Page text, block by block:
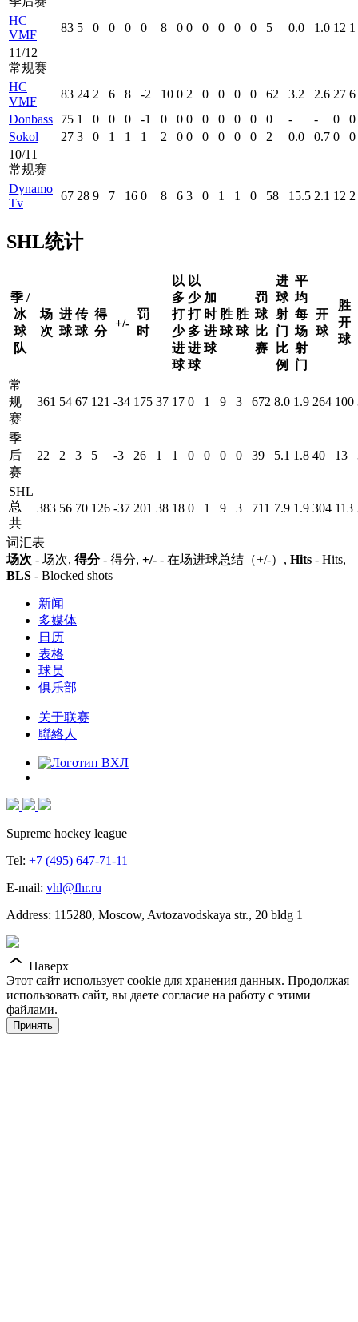
HC
VMF
83 5 0 0 0 0 8 0 0 0 0 0 0 5 0.0 1.0 12 1
11/12 |
常规赛
HC
VMF
83 24 2 6 8 -2 10 0 2 0 0 0 0 62 3.2 2.6 27 6
Donbass
75 1 0 0 0 -1 0 0 0 0 0 0 0 0 - - 0
0
Sokol
27 3 0 1 1 1 2 0 0 0 0 0 0 2 0.0 0.7 0
0
10/11 |
常规赛
Dynamo
Tv
67 28 9 7 16 0 8 6 3 0 1 1 0 58 15.5 2.1 12 2
SHL统计
季 /
冰
球
队
场
次
进
球
传
球
得
分
+/-
罚
时
以
多
打
少
进
球
以
少
打
多
进
球
加
时
进
球
胜
球
胜
球
罚
球
比
赛
进
球
射
门
比
例
平
均
每
场
射
门
开
球
胜
开
球
常
规
赛
361 54 67 121 -34 175 37 17 0 1 9 3 672 8.0 1.9 264 100
季
后
赛
22 2 3 5 -3 26 1 1 0 0 0 0 39 5.1 1.8 40 13
SHL
总
共
383 56 70 126 -37 201 38 18 0 1 9 3 711 7.9 1.9 304 113
词汇表
场次 - 场次, 得分- 得分, +/- - 在场进球总结（+/-）, Hits - Hits,
BLS - Blocked shots
新闻
多媒体
日历
表格
球员
俱乐部
关于联赛
聯絡人
Supreme hockey league
Tel: +7 (495) 647-71-11
E-mail: vhl@fhr.ru
Address: 115280, Moscow, Avtozavodskaya str., 20 bldg 1
Наверх
Этот сайт использует cookie для хранения данных. Продолжая
использовать сайт, вы даете согласие на работу с этими
файлами.
Принять